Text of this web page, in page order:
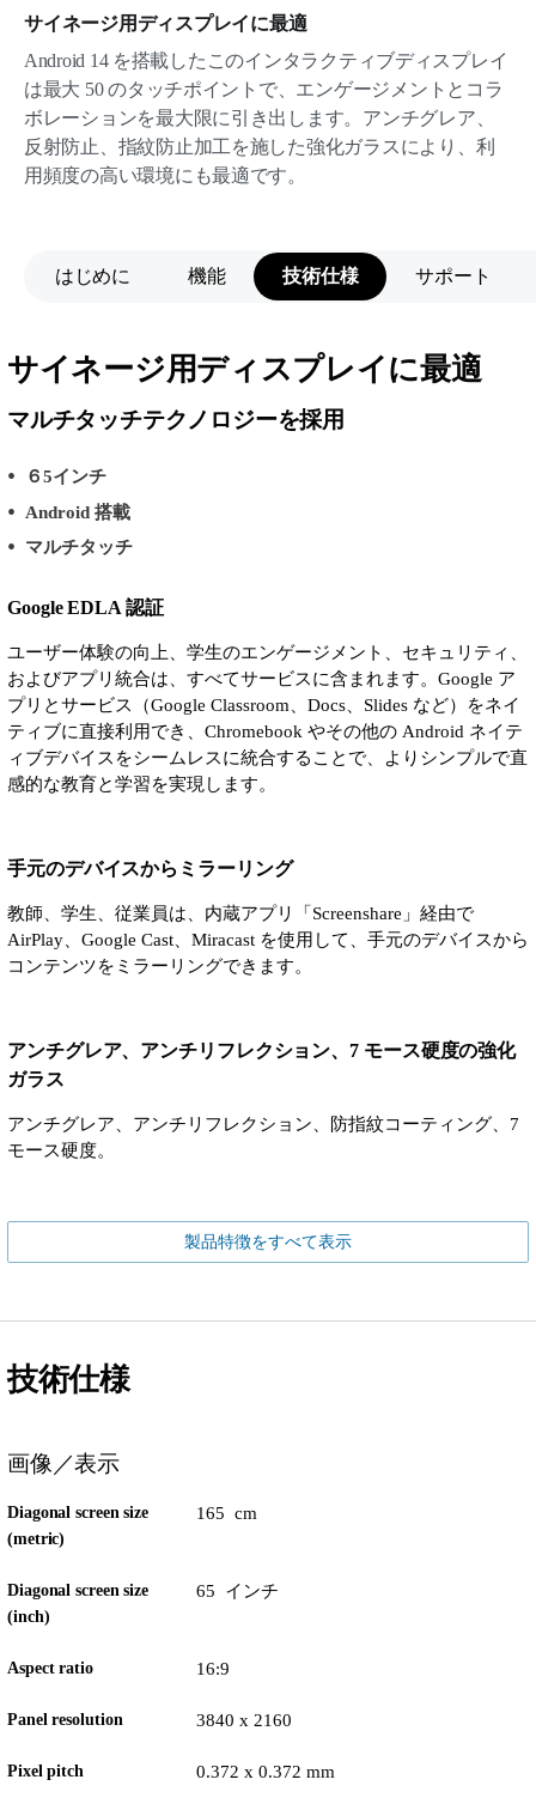
サイネージ用ディスプレイに最適
Android 14 を搭載したこのインタラクティブディスプレイ
は最大 50 のタッチポイントで、エンゲージメントとコラ
ボレーションを最大限に引き出します。アンチグレア、
反射防止、指紋防止加工を施した強化ガラスにより、利
用頻度の高い環境にも最適です。
はじめに 機能 技術仕様 サポート
サイネージ用ディスプレイに最適
マルチタッチテクノロジーを採用
６5インチ
Android 搭載
マルチタッチ
Google EDLA 認証
ユーザー体験の向上、学生のエンゲージメント、セキュリティ、
およびアプリ統合は、すべてサービスに含まれます。Google ア
プリとサービス（Google Classroom、Docs、Slides など）をネイ
ティブに直接利用でき、Chromebook やその他の Android ネイテ
ィブデバイスをシームレスに統合することで、よりシンプルで直
感的な教育と学習を実現します。
手元のデバイスからミラーリング
教師、学生、従業員は、内蔵アプリ「Screenshare」経由で
AirPlay、Google Cast、Miracast を使用して、手元のデバイスから
コンテンツをミラーリングできます。
アンチグレア、アンチリフレクション、7 モース硬度の強化
ガラス
アンチグレア、アンチリフレクション、防指紋コーティング、7
モース硬度。
製品特徴をすべて表示
技術仕様
画像／表示
Diagonal screen size
(metric)
165 cm
Diagonal screen size
(inch)
65 インチ
Aspect ratio 16:9
Panel resolution 3840 x 2160
Pixel pitch 0.372 x 0.372 mm